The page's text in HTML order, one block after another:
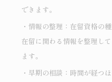
できます。
・情報の整理：在留資格の
在留に関わる情報を整理し
ます。
・早期の相談：時間が経つ